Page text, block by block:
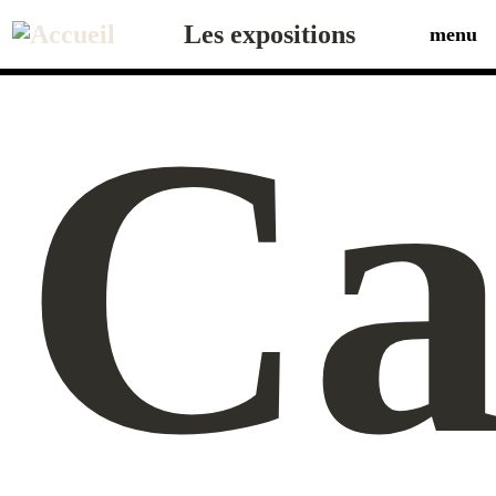
au
contenu
principal
Les expositions menu